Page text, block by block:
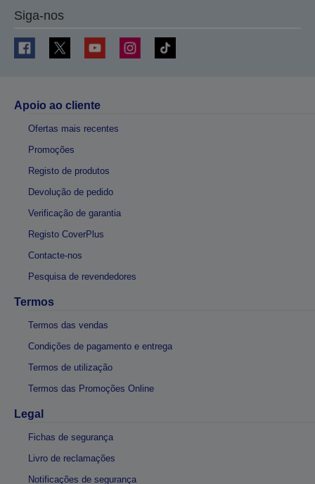
Siga-nos
Apoio ao cliente
Ofertas mais recentes
Promoções
Registo de produtos
Devolução de pedido
Verificação de garantia
Registo CoverPlus
Contacte-nos
Pesquisa de revendedores
Termos
Termos das vendas
Condições de pagamento e entrega
Termos de utilização
Termos das Promoções Online
Legal
Fichas de segurança
Livro de reclamações
Notificações de segurança